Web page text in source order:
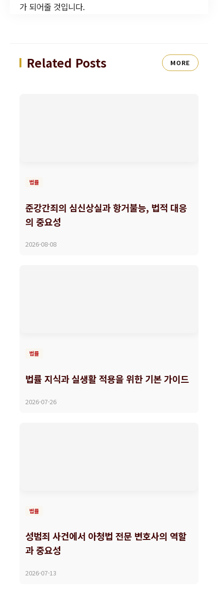
가 되어줄 것입니다.
Related Posts MORE
법률
준강간죄의 심신상실과 항거불능, 법적 대응
의 중요성
2026-08-08
법률
법률 지식과 실생활 적용을 위한 기본 가이드
2026-07-26
법률
성범죄 사건에서 아청법 전문 변호사의 역할
과 중요성
2026-07-13